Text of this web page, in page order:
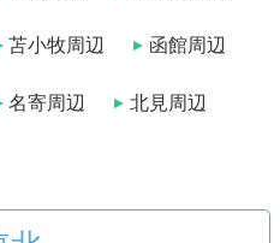
苫小牧周辺 函館周辺
名寄周辺 北見周辺